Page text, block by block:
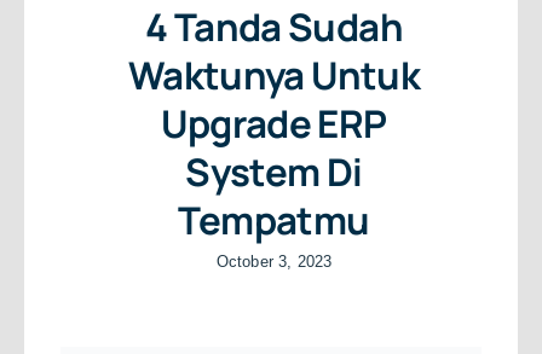
4 Tanda Sudah
Waktunya Untuk
Upgrade ERP
System Di
Tempatmu
October 3, 2023